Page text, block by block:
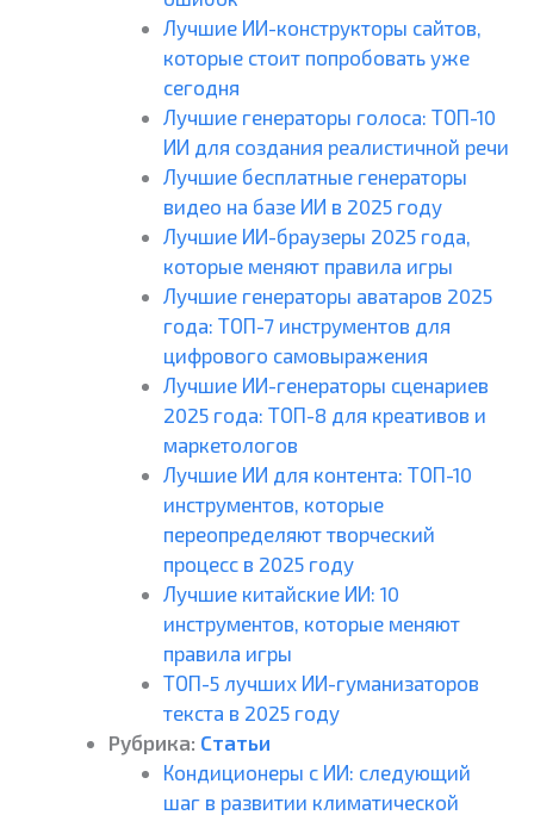
Лучшие ИИ-конструкторы сайтов,
которые стоит попробовать уже
сегодня
Лучшие генераторы голоса: ТОП-10
ИИ для создания реалистичной речи
Лучшие бесплатные генераторы
видео на базе ИИ в 2025 году
Лучшие ИИ-браузеры 2025 года,
которые меняют правила игры
Лучшие генераторы аватаров 2025
года: ТОП-7 инструментов для
цифрового самовыражения
Лучшие ИИ-генераторы сценариев
2025 года: ТОП-8 для креативов и
маркетологов
Лучшие ИИ для контента: ТОП-10
инструментов, которые
переопределяют творческий
процесс в 2025 году
Лучшие китайские ИИ: 10
инструментов, которые меняют
правила игры
ТОП-5 лучших ИИ-гуманизаторов
текста в 2025 году
Рубрика: Статьи
Кондиционеры с ИИ: следующий
шаг в развитии климатической